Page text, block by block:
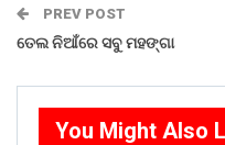
ଉପରୋକ୍ତ ରାୟ
ସଚିନନ୍ଦନ ସ୍ୱାଇଁ ମାମଲା
Share on:
WhatsApp
PREV POST
ତେଲ ନିଆଁରେ ସବୁ ମହଙ୍ଗା
You Might Also